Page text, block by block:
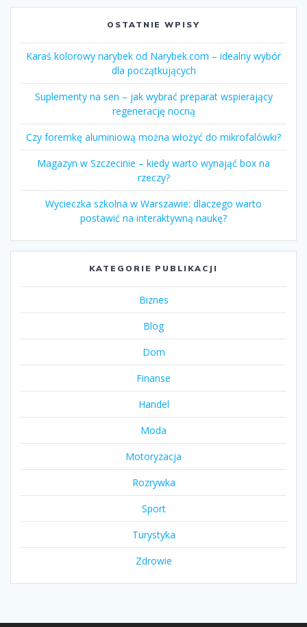
OSTATNIE WPISY
Karaś kolorowy narybek od Narybek.com – idealny wybór
dla początkujących
Suplementy na sen – jak wybrać preparat wspierający
regenerację nocną
Czy foremkę aluminiową można włożyć do mikrofalówki?
Magazyn w Szczecinie – kiedy warto wynająć box na
rzeczy?
Wycieczka szkolna w Warszawie: dlaczego warto
postawić na interaktywną naukę?
KATEGORIE PUBLIKACJI
Biznes
Blog
Dom
Finanse
Handel
Moda
Motoryzacja
Rozrywka
Sport
Turystyka
Zdrowie